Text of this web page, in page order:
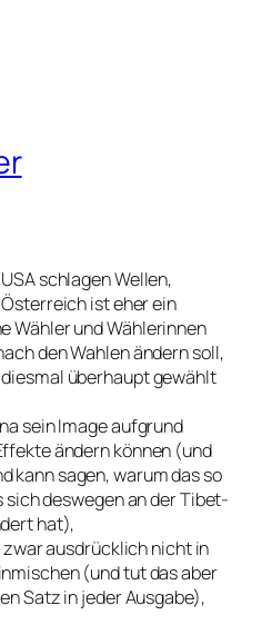
schlagen Wellen,
ist eher ein
Wähler und Wählerinnen
den Wahlen ändern soll,
überhaupt gewählt
sein Image aufgrund
ändern können (und
kann sagen, warum das so
sich deswegen an der Tibet-
hat),
zwar ausdrücklich nicht in
(und tut das aber
Satz in jeder Ausgabe),